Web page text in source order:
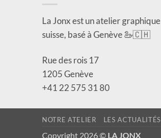
La Jonx est un atelier graphique
suisse, basé à Genève 🦢🇨🇭
Rue des rois 17
1205 Genève
+41 22 575 31 80
NOTRE ATELIER LES ACTUALITÉS
Copyright 2026 © LA JONX